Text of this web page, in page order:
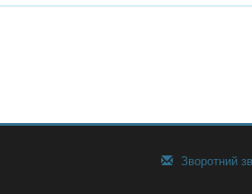
Зворотний